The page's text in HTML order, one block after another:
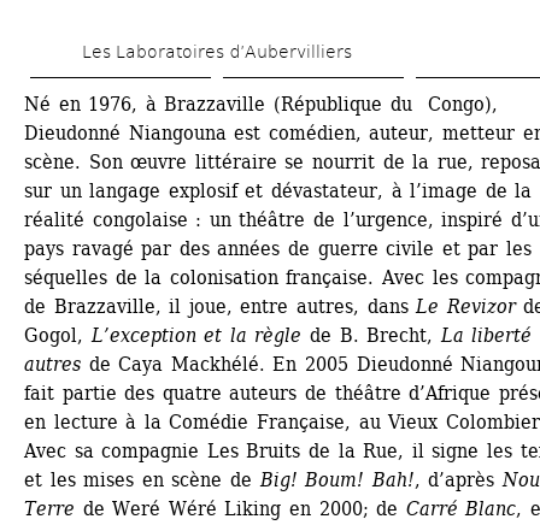
to
main
content
Les Laboratoires d’Aubervilliers
Né en 1976, à Brazzaville (République du Congo),
Dieudonné Niangouna est comédien, auteur, metteur
scène. Son œuvre littéraire se nourrit de la rue,
sur un langage explosif et dévastateur, à l’image de la
réalité congolaise : un théâtre de l’urgence, inspiré
pays ravagé par des années de guerre civile et par les
séquelles de la colonisation française. Avec les
de Brazzaville, il joue, entre autres, dans Le Revizor
Gogol, L’exception et la règle de B. Brecht, La liberté
autres de Caya Mackhélé. En 2005 Dieudonné
fait partie des quatre auteurs de théâtre d’Afrique
en lecture à la Comédie Française, au Vieux
Avec sa compagnie Les Bruits de la Rue, il signe les
et les mises en scène de Big! Boum! Bah!, d’après
Terre de Weré Wéré Liking en 2000; de Carré Blanc,